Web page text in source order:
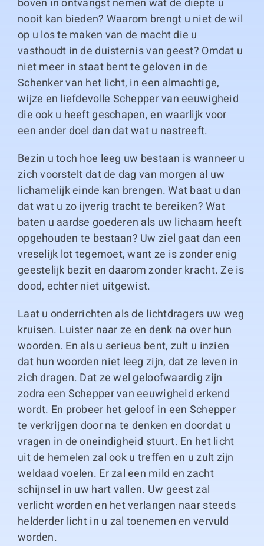
boven in ontvangst nemen wat de diepte u
nooit kan bieden? Waarom brengt u niet de wil
op u los te maken van de macht die u
vasthoudt in de duisternis van geest? Omdat u
niet meer in staat bent te geloven in de
Schenker van het licht, in een almachtige,
wijze en liefdevolle Schepper van eeuwigheid
die ook u heeft geschapen, en waarlijk voor
een ander doel dan dat wat u nastreeft.
Bezin u toch hoe leeg uw bestaan is wanneer u
zich voorstelt dat de dag van morgen al uw
lichamelijk einde kan brengen. Wat baat u dan
dat wat u zo ijverig tracht te bereiken? Wat
baten u aardse goederen als uw lichaam heeft
opgehouden te bestaan? Uw ziel gaat dan een
vreselijk lot tegemoet, want ze is zonder enig
geestelijk bezit en daarom zonder kracht. Ze is
dood, echter niet uitgewist.
Laat u onderrichten als de lichtdragers uw weg
kruisen. Luister naar ze en denk na over hun
woorden. En als u serieus bent, zult u inzien
dat hun woorden niet leeg zijn, dat ze leven in
zich dragen. Dat ze wel geloofwaardig zijn
zodra een Schepper van eeuwigheid erkend
wordt. En probeer het geloof in een Schepper
te verkrijgen door na te denken en doordat u
vragen in de oneindigheid stuurt. En het licht
uit de hemelen zal ook u treffen en u zult zijn
weldaad voelen. Er zal een mild en zacht
schijnsel in uw hart vallen. Uw geest zal
verlicht worden en het verlangen naar steeds
helderder licht in u zal toenemen en vervuld
worden.